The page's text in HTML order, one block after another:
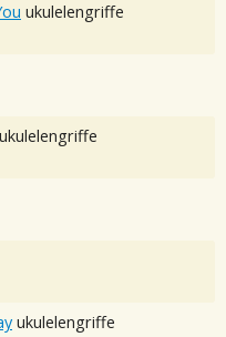
ukulelengriffe
ukulelengriffe
ukulelengriffe